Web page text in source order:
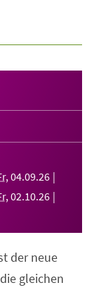
, 04.09.26
, 02.10.26
der neue
gleichen